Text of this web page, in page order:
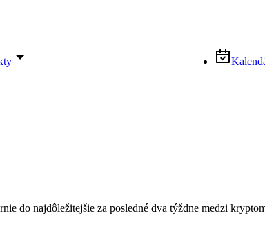
do najdôležitejšie za posledné dva týždne medzi